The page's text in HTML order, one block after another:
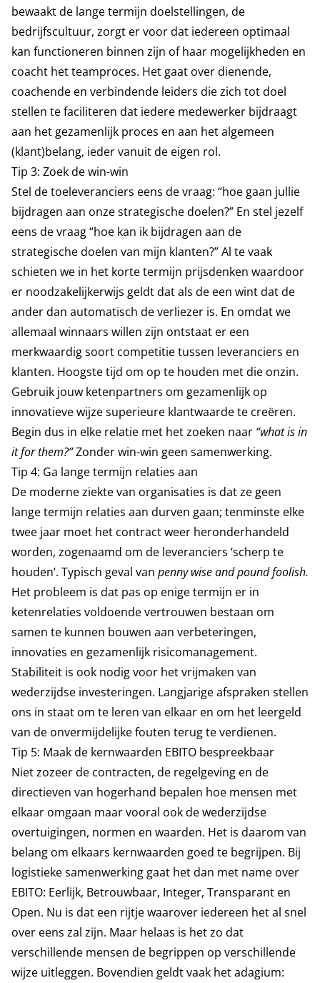
bewaakt de lange termijn doelstellingen, de
bedrijfscultuur, zorgt er voor dat iedereen optimaal
kan functioneren binnen zijn of haar mogelijkheden en
coacht het teamproces. Het gaat over dienende,
coachende en verbindende leiders die zich tot doel
stellen te faciliteren dat iedere medewerker bijdraagt
aan het gezamenlijk proces en aan het algemeen
(klant)belang, ieder vanuit de eigen rol.
Tip 3: Zoek de win-win
Stel de toeleveranciers eens de vraag: “hoe gaan jullie
bijdragen aan onze strategische doelen?” En stel jezelf
eens de vraag “hoe kan ik bijdragen aan de
strategische doelen van mijn klanten?” Al te vaak
schieten we in het korte termijn prijsdenken waardoor
er noodzakelijkerwijs geldt dat als de een wint dat de
ander dan automatisch de verliezer is. En omdat we
allemaal winnaars willen zijn ontstaat er een
merkwaardig soort competitie tussen leveranciers en
klanten. Hoogste tijd om op te houden met die onzin.
Gebruik jouw ketenpartners om gezamenlijk op
innovatieve wijze superieure klantwaarde te creëren.
Begin dus in elke relatie met het zoeken naar “what is in
it for them?”Zonder win-win geen samenwerking.
Tip 4: Ga lange termijn relaties aan
De moderne ziekte van organisaties is dat ze geen
lange termijn relaties aan durven gaan; tenminste elke
twee jaar moet het contract weer heronderhandeld
worden, zogenaamd om de leveranciers ‘scherp te
houden’. Typisch geval van penny wise and pound foolish.
Het probleem is dat pas op enige termijn er in
ketenrelaties voldoende vertrouwen bestaan om
samen te kunnen bouwen aan verbeteringen,
innovaties en gezamenlijk risicomanagement.
Stabiliteit is ook nodig voor het vrijmaken van
wederzijdse investeringen. Langjarige afspraken stellen
ons in staat om te leren van elkaar en om het leergeld
van de onvermijdelijke fouten terug te verdienen.
Tip 5: Maak de kernwaarden EBITO bespreekbaar
Niet zozeer de contracten, de regelgeving en de
directieven van hogerhand bepalen hoe mensen met
elkaar omgaan maar vooral ook de wederzijdse
overtuigingen, normen en waarden. Het is daarom van
belang om elkaars kernwaarden goed te begrijpen. Bij
logistieke samenwerking gaat het dan met name over
EBITO: Eerlijk, Betrouwbaar, Integer, Transparant en
Open. Nu is dat een rijtje waarover iedereen het al snel
over eens zal zijn. Maar helaas is het zo dat
verschillende mensen de begrippen op verschillende
wijze uitleggen. Bovendien geldt vaak het adagium: